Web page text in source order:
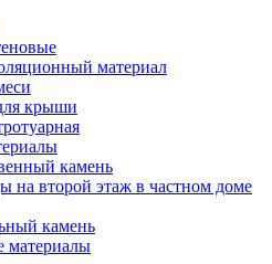
материал
крыши
камень
на второй этаж в частном доме
камень
материалы